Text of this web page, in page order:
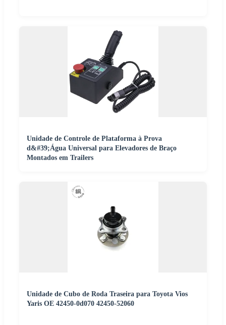
Unidade de Controle de Plataforma à Prova
d&#39;Água Universal para Elevadores de Braço
Montados em Trailers
Unidade de Cubo de Roda Traseira para Toyota Vios
Yaris OE 42450-0d070 42450-52060